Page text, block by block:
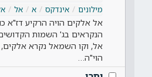
מילונים
אינדקס א אל
אל אלקים הויה הרקיע דז"א
הנקראים בג' השמות
אל, וקו השמאל נקרא
הוי"ה…